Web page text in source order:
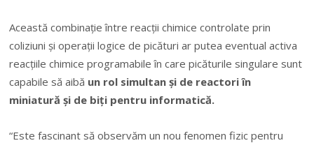
Această combinaţie între reacţii chimice controlate prin
coliziuni şi operaţii logice de picături ar putea eventual activa
reacţiile chimice programabile în care picăturile singulare sunt
capabile să aibă un rol simultan şi de reactori în
miniatură şi de biţi pentru informatică.
“Este fascinant să observăm un nou fenomen fizic pentru